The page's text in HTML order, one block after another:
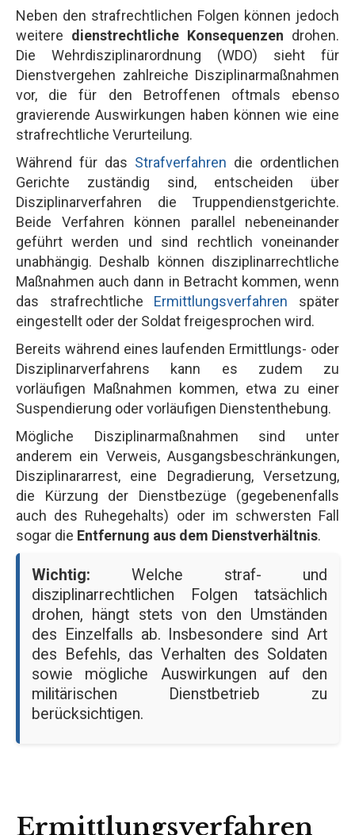
Neben den strafrechtlichen Folgen können jedoch
weitere dienstrechtliche Konsequenzen drohen.
Die Wehrdisziplinarordnung (WDO) sieht für
Dienstvergehen zahlreiche Disziplinarmaßnahmen
vor, die für den Betroffenen oftmals ebenso
gravierende Auswirkungen haben können wie eine
strafrechtliche Verurteilung.
Während für das Strafverfahren die ordentlichen
Gerichte zuständig sind, entscheiden über
Disziplinarverfahren die Truppendienstgerichte.
Beide Verfahren können parallel nebeneinander
geführt werden und sind rechtlich voneinander
unabhängig. Deshalb können disziplinarrechtliche
Maßnahmen auch dann in Betracht kommen, wenn
das strafrechtliche Ermittlungsverfahren später
eingestellt oder der Soldat freigesprochen wird.
Bereits während eines laufenden Ermittlungs- oder
Disziplinarverfahrens kann es zudem zu
vorläufigen Maßnahmen kommen, etwa zu einer
Suspendierung oder vorläufigen Dienstenthebung.
Mögliche Disziplinarmaßnahmen sind unter
anderem ein Verweis, Ausgangsbeschränkungen,
Disziplinararrest, eine Degradierung, Versetzung,
die Kürzung der Dienstbezüge (gegebenenfalls
auch des Ruhegehalts) oder im schwersten Fall
sogar die Entfernung aus dem Dienstverhältnis.
Wichtig: Welche straf- und
disziplinarrechtlichen Folgen tatsächlich
drohen, hängt stets von den Umständen
des Einzelfalls ab. Insbesondere sind Art
des Befehls, das Verhalten des Soldaten
sowie mögliche Auswirkungen auf den
militärischen Dienstbetrieb zu
berücksichtigen.
Ermittlungsverfahren